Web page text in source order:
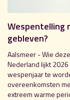
Wespentelling
gebleven?
Aalsmeer - Wie
Nederland lijkt
wespenjaar te
overeenkomsten
extreem warme